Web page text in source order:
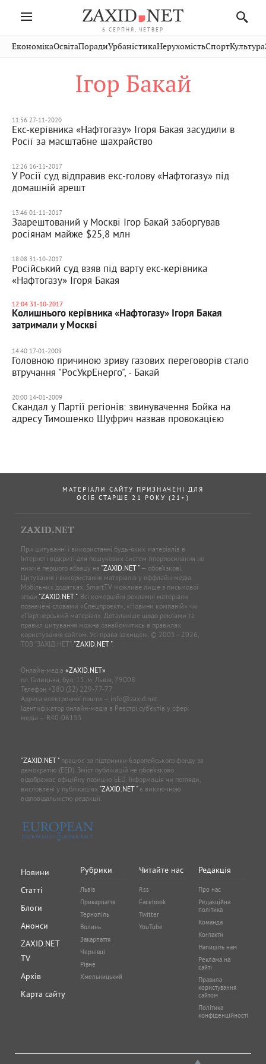
6 СЕРПНЯ, ЧЕТВЕР
Івано-
Франківськ
Рівне
Чернівці
Стрий
Хмельницький
Публікації
Авто СловкоКультура
Кіно Дім Спорт
ЕкономікаОсвітаПорадиУрбаністикаНерухомістьСпортКультура
Ігор Бакай
11:56 27-11-2020
Екс-керівника «Нафтогазу» Ігоря Бакая засудили в
Росії за масштабне шахрайство
12:26 16-11-2017
У Росії суд відправив екс-голову «Нафтогазу» під
домашній арешт
13:46 01-11-2017
Заарештований у Москві Ігор Бакай заборгував
росіянам майже $25,8 млн
18:08 31-10-2017
Російський суд взяв під варту екс-керівника
«Нафтогазу» Ігоря Бакая
12:04 31-10-2017
Колишнього керівника «Нафтогазу» Ігоря Бакая
затримали у Москві
14:40 17-01-2009
Головною причиною зриву газових переговорів стало
втручання "РосУкрЕнерго", - Бакай
20:00 14-01-2009
Скандал у Партії регіонів: звинувачення Бойка на
адресу Тимошенко Шуфрич назвав провокацією
МАТЕРІАЛИ САЙТУ ПРИЗНАЧЕНІ ДЛЯ
ОСІБ СТАРШЕ 21 РОКУ (21+)
ZAXID.NET
При цитуванні і використанні будь-яких матеріалів в
Інтернеті відкриті для пошукових систем гіперпосилання не
нижче першого абзацу на "ZAXID.NET "— обов’язкові.
Цитування і використання матеріалів у оффлайн-медіа,
Мобільних додатках, SmartTV можливе лише з письмової
згоди "ZAXID.NET ". Всі комерційні рекламні матеріали
позначені словами «Спецпроєкт», «Новини компаній» чи
«Партнерський матеріал». Детальніше щодо реклами та
правил цитування можна ознайомитись в правилах
користування сайтом. Усі права захищені. © 2005—2026,
ТОВ “ЗАХІД.НЕТ”, "ZAXID.NET ".
Онлайн-медіа «ZAXID.NET»
пл. Галицька, буд. 15, м. Львів, 79008
Телефон +380 (32) 229-77-77
Адреса електронної пошти — info@zaxid.net
Ідентифікатор онлайн-медіа в Реєстрі суб'єктів у сфері
медіа — R40-06155
"ZAXID.NET "працює за підтримки Європейського фонду за
демократію (EED). Зміст публікацій не обов’язково
відображає офіційну позицію EED. Інформація чи погляди,
висловлені у публікаціях "ZAXID.NET "є виключною
відповідальністю редакції.
Новини
Статті
Блоги
Анонси
ZAXID.NET
TV
Архів
Карта сайту
Рубрики
Львів
Прикарпаття
Тернопіль
Волинь
Закарпаття
Чернівці
Рівне
Хмельницький
Читайте нас
Rss
Facebook
Twitter
YouTube
Редакція
Про нас
Редакційна
політика
Команда
Контакти
Напишіть нам
Реклама на
сайті
Правила
користування
сайтом
Політика
конфіденційності